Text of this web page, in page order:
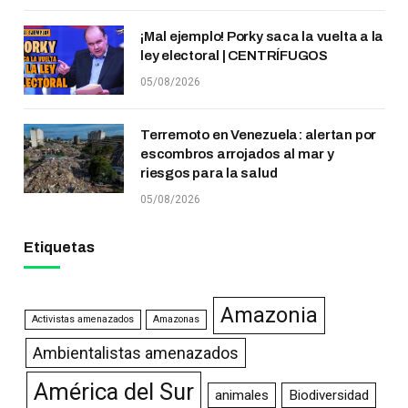
¡Mal ejemplo! Porky saca la vuelta a la
ley electoral | CENTRÍFUGOS
05/08/2026
Terremoto en Venezuela: alertan por
escombros arrojados al mar y
riesgos para la salud
05/08/2026
Etiquetas
Activistas amenazados Amazonas Amazonia
Ambientalistas amenazados
América del Sur animales Biodiversidad